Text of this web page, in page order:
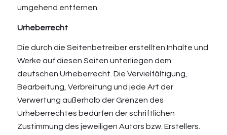
umgehend entfernen.
Urheberrecht
Die durch die Seitenbetreiber erstellten Inhalte und
Werke auf diesen Seiten unterliegen dem
deutschen Urheberrecht. Die Vervielfältigung,
Bearbeitung, Verbreitung und jede Art der
Verwertung außerhalb der Grenzen des
Urheberrechtes bedürfen der schriftlichen
Zustimmung des jeweiligen Autors bzw. Erstellers.